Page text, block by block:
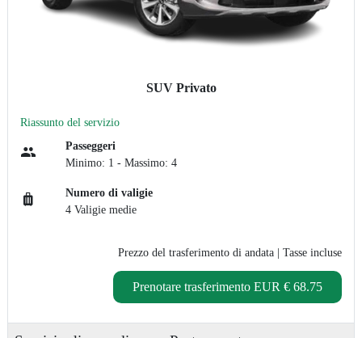
SUV Privato
Riassunto del servizio
Passeggeri
Minimo: 1 - Massimo: 4
Numero di valigie
4 Valigie medie
Prezzo del trasferimento di andata | Tasse incluse
Prenotare trasferimento EUR € 68.75